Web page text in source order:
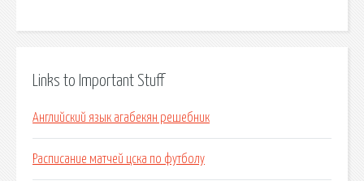
Links to Important Stuff
Английский язык агабекян решебник
Расписание матчей цска по футболу